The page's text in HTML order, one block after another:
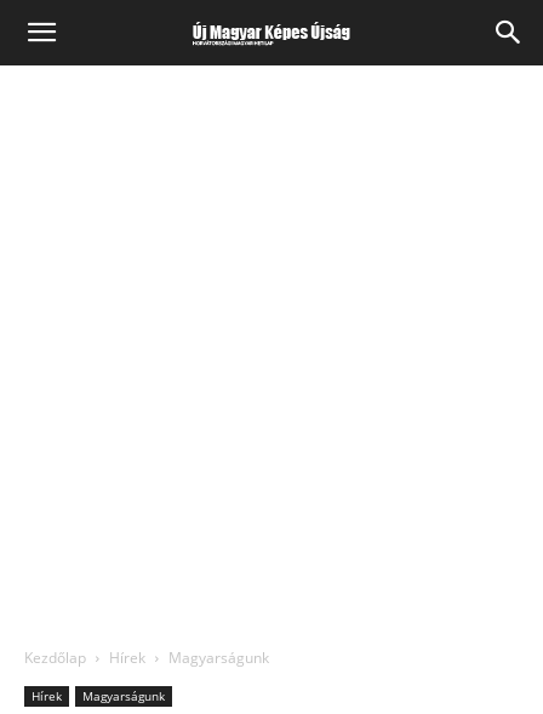
Kezdőlap Hírek Magyarságunk
Hírek Magyarságunk